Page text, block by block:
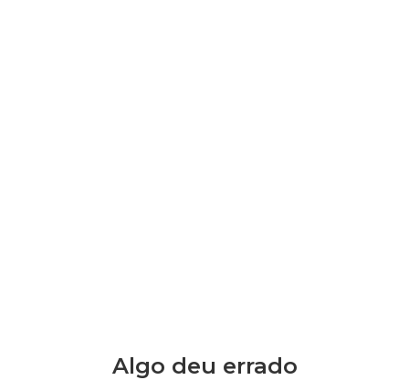
Algo deu errado